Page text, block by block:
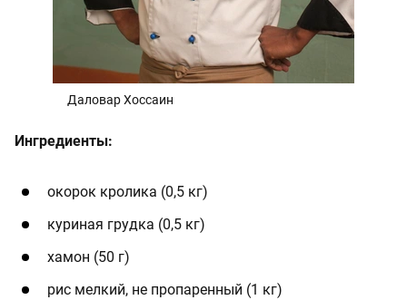
Даловар Хоссаин
Ингредиенты:
окорок кролика (0,5 кг)
куриная грудка (0,5 кг)
хамон (50 г)
рис мелкий, не пропаренный (1 кг)